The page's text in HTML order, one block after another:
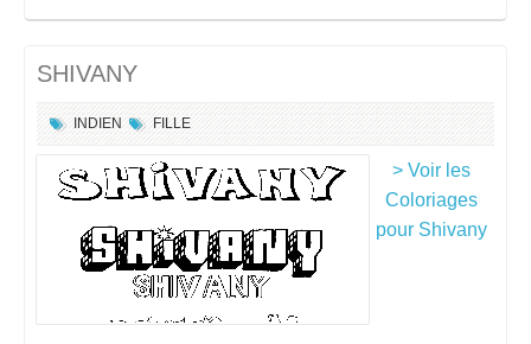
SHIVANY
INDIEN FILLE
> Voir les
Coloriages
pour Shivany